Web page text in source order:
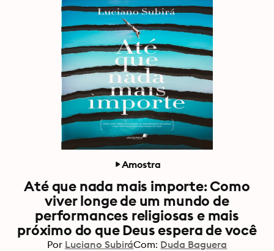
Amostra
Até que nada mais importe: Como
viver longe de um mundo de
performances religiosas e mais
próximo do que Deus espera de você
Por Luciano SubiráCom: Duda Baguera